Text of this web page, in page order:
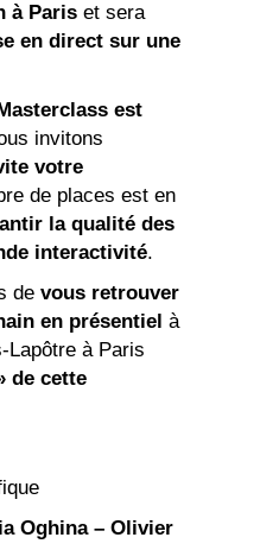
à Paris et sera
en direct sur une
est
invitons
votre
de places est en
la qualité des
interactivité.
de vous retrouver
en présentiel à
Lapôtre à Paris
de cette
Oghina – Olivier